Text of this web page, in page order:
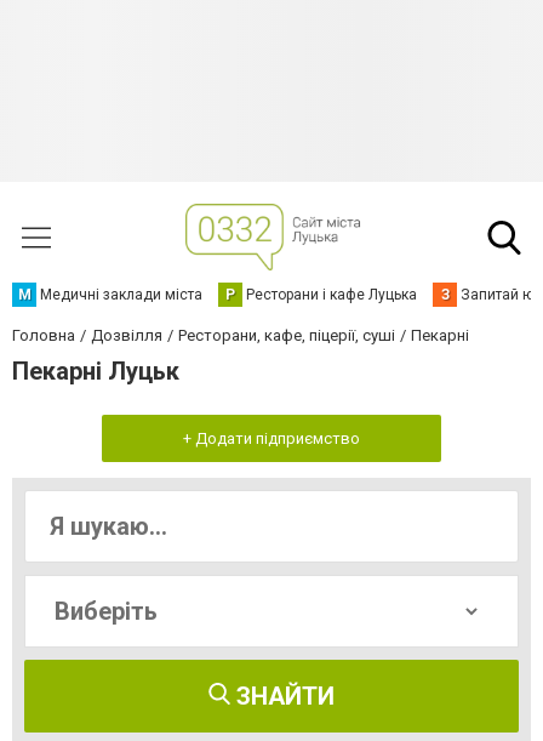
М Медичні заклади міста Р Ресторани і кафе Луцька З Запитай
Головна Дозвілля Ресторани, кафе, піцерії, суші Пекарні
Пекарні Луцьк
+ Додати підприємство
ЗНАЙТИ